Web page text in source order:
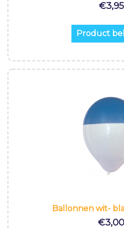
€3,95
Product
Ballonnen wit-
€3,00